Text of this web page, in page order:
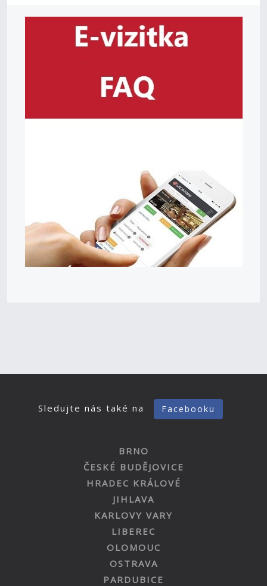
Sledujte nás také na Facebooku
BRNO
ČESKÉ BUDĚJOVICE
HRADEC KRÁLOVÉ
JIHLAVA
KARLOVY VARY
LIBEREC
OLOMOUC
OSTRAVA
PARDUBICE